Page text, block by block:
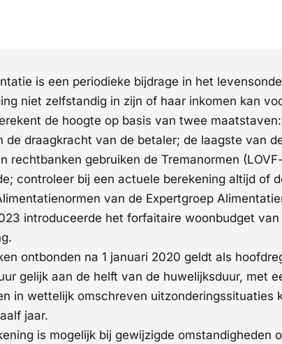
is een periodieke bijdrage in het
niet zelfstandig in zijn of haar inkomen kan
de hoogte op basis van twee
de draagkracht van de betaler; de laagste van
rechtbanken gebruiken de Tremanormen
controleer bij een actuele berekening altijd of
van de Expertgroep
introduceerde het forfaitaire woonbudget
ontbonden na 1 januari 2020 geldt als
gelijk aan de helft van de huwelijksduur, met
in wettelijk omschreven uitzonderingssituaties
jaar.
is mogelijk bij gewijzigde omstandigheden